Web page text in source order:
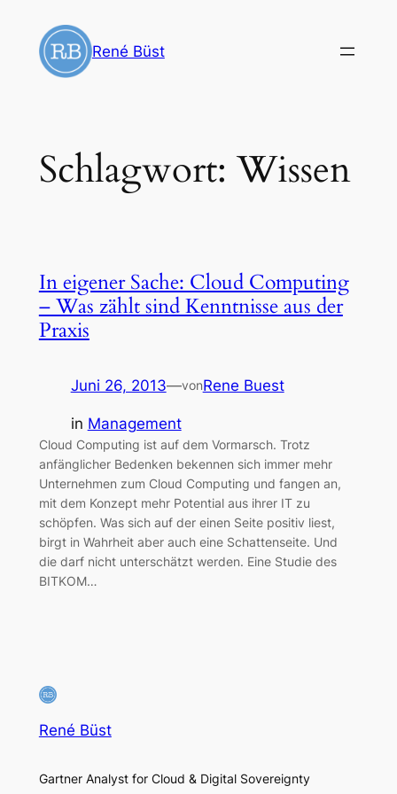
Inhalt
springen
René Büst
Schlagwort:Wissen
In eigener Sache: Cloud Computing
– Was zählt sind Kenntnisse aus der
Praxis
Juni 26, 2013—vonRene Buest
in Management
Cloud Computing ist auf dem Vormarsch. Trotz
anfänglicher Bedenken bekennen sich immer mehr
Unternehmen zum Cloud Computing und fangen an,
mit dem Konzept mehr Potential aus ihrer IT zu
schöpfen. Was sich auf der einen Seite positiv liest,
birgt in Wahrheit aber auch eine Schattenseite. Und
die darf nicht unterschätzt werden. Eine Studie des
BITKOM…
René Büst
Gartner Analyst for Cloud & Digital Sovereignty